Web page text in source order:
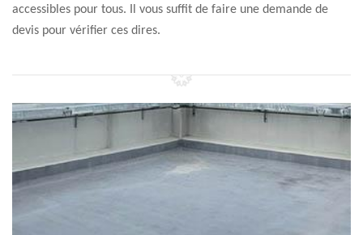
accessibles pour tous. Il vous suffit de faire une demande de
devis pour vérifier ces dires.